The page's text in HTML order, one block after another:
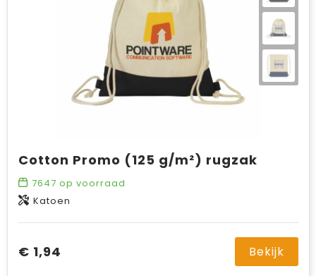
Cotton Promo (125 g/m²) rugzak
7647 op voorraad
Katoen
€ 1,94 Bekijk